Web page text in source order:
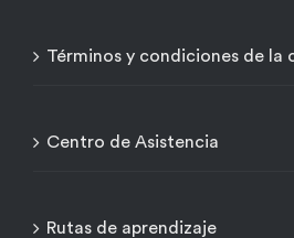
Términos y condiciones de la
Centro de Asistencia
Rutas de aprendizaje